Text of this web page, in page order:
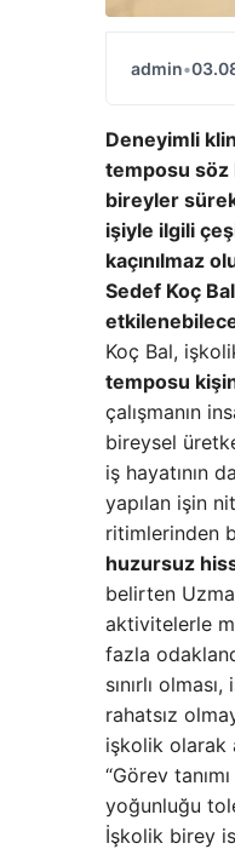
admin•
Deneyimli
temposu söz
bireyler
işiyle ilgili
kaçınılmaz
Sedef Koç
Koç Bal,
temposu
çalışmanın
bireysel
iş hayatının
yapılan işin
ritimlerinden
huzursuz
belirten
aktivitelerle
fazla
sınırlı
rahatsız
işkolik olarak
“Görev
yoğunluğu
İşkolik birey